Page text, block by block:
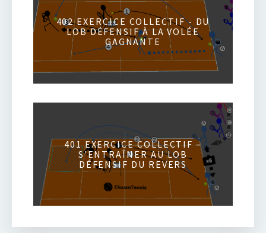
402 EXERCICE COLLECTIF - DU
LOB DÉFENSIF À LA VOLÉE
GAGNANTE
401 EXERCICE COLLECTIF –
S'ENTRAÎNER AU LOB
DÉFENSIF DU REVERS